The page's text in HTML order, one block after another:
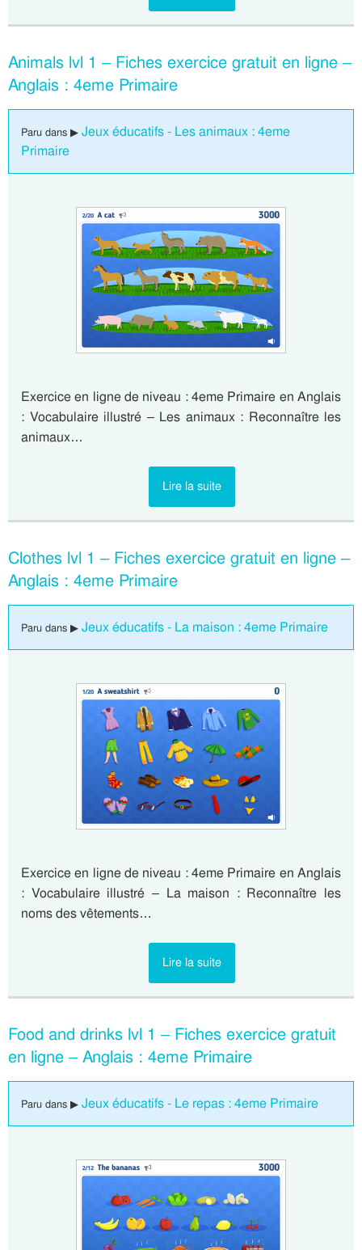
Animals lvl 1 – Fiches exercice gratuit en ligne –
Anglais : 4eme Primaire
Paru dans ▶ Jeux éducatifs - Les animaux : 4eme
Primaire
Exercice en ligne de niveau : 4eme Primaire en Anglais
: Vocabulaire illustré – Les animaux : Reconnaître les
animaux…
Lire la suite
Clothes lvl 1 – Fiches exercice gratuit en ligne –
Anglais : 4eme Primaire
Paru dans ▶ Jeux éducatifs - La maison : 4eme Primaire
Exercice en ligne de niveau : 4eme Primaire en Anglais
: Vocabulaire illustré – La maison : Reconnaître les
noms des vêtements…
Lire la suite
Food and drinks lvl 1 – Fiches exercice gratuit
en ligne – Anglais : 4eme Primaire
Paru dans ▶ Jeux éducatifs - Le repas : 4eme Primaire